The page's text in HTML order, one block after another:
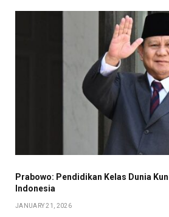
Prabowo: Pendidikan Kelas Dunia
Indonesia
JANUARY 21, 2026